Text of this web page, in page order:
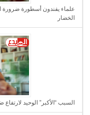
علماء يفندون أسطورة ضرورة
الخضار
السبب “الأكبر” الوحيد